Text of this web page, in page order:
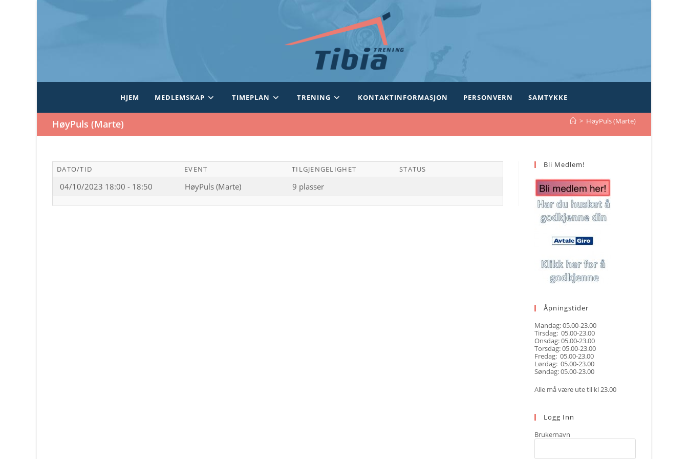
HJEM MEDLEMSKAP TIMEPLAN TRENING KONTAKTINFORMASJON PERSONVERN SAMTYKKE
HøyPuls (Marte) > HøyPuls (Marte)
DATO/TID EVENT TILGJENGELIGHET STATUS
04/10/2023 18:00 - 18:50 HøyPuls (Marte) 9 plasser
Bli Medlem!
Åpningstider
Mandag: 05.00-23.00
Tirsdag: 05.00-23.00
Onsdag: 05.00-23.00
Torsdag: 05.00-23.00
Fredag: 05.00-23.00
Lørdag: 05.00-23.00
Søndag: 05.00-23.00
Alle må være ute til kl 23.00
Logg Inn
Brukernavn